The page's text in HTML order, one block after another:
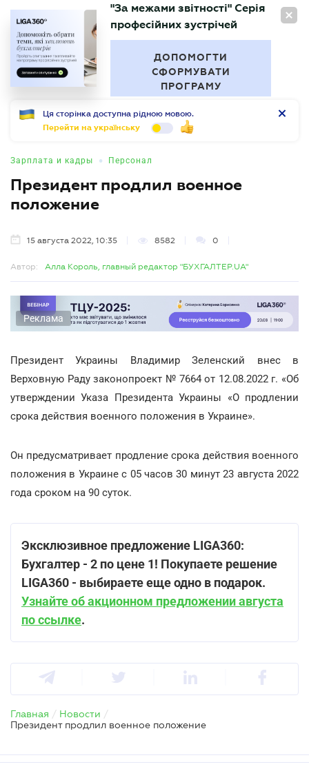
RU
БУХГАЛТЕР
"За межами звітності" Серія
професійних зустрічей
ДОПОМОГТИ
СФОРМУВАТИ
ПРОГРАМУ
Ця сторінка доступна рідною мовою.
Перейти на українську
Зарплата и кадры • Персонал
Президент продлил военное
положение
15 августа 2022, 10:35 8582 0
Автор: Алла Король, главный редактор "БУХГАЛТЕР.UA"
Реклама
Президент Украины Владимир Зеленский внес в
Верховную Раду законопроект № 7664 от 12.08.2022 г. «Об
утверждении Указа Президента Украины «О продлении
срока действия военного положения в Украине».
Он предусматривает продление срока действия военного
положения в Украине с 05 часов 30 минут 23 августа 2022
года сроком на 90 суток.
Эксклюзивное предложение LIGA360:
Бухгалтер - 2 по цене 1! Покупаете решение
LIGA360 - выбираете еще одно в подарок.
Узнайте об акционном предложении августа
по ссылке.
Главная / Новости /
Президент продлил военное положение